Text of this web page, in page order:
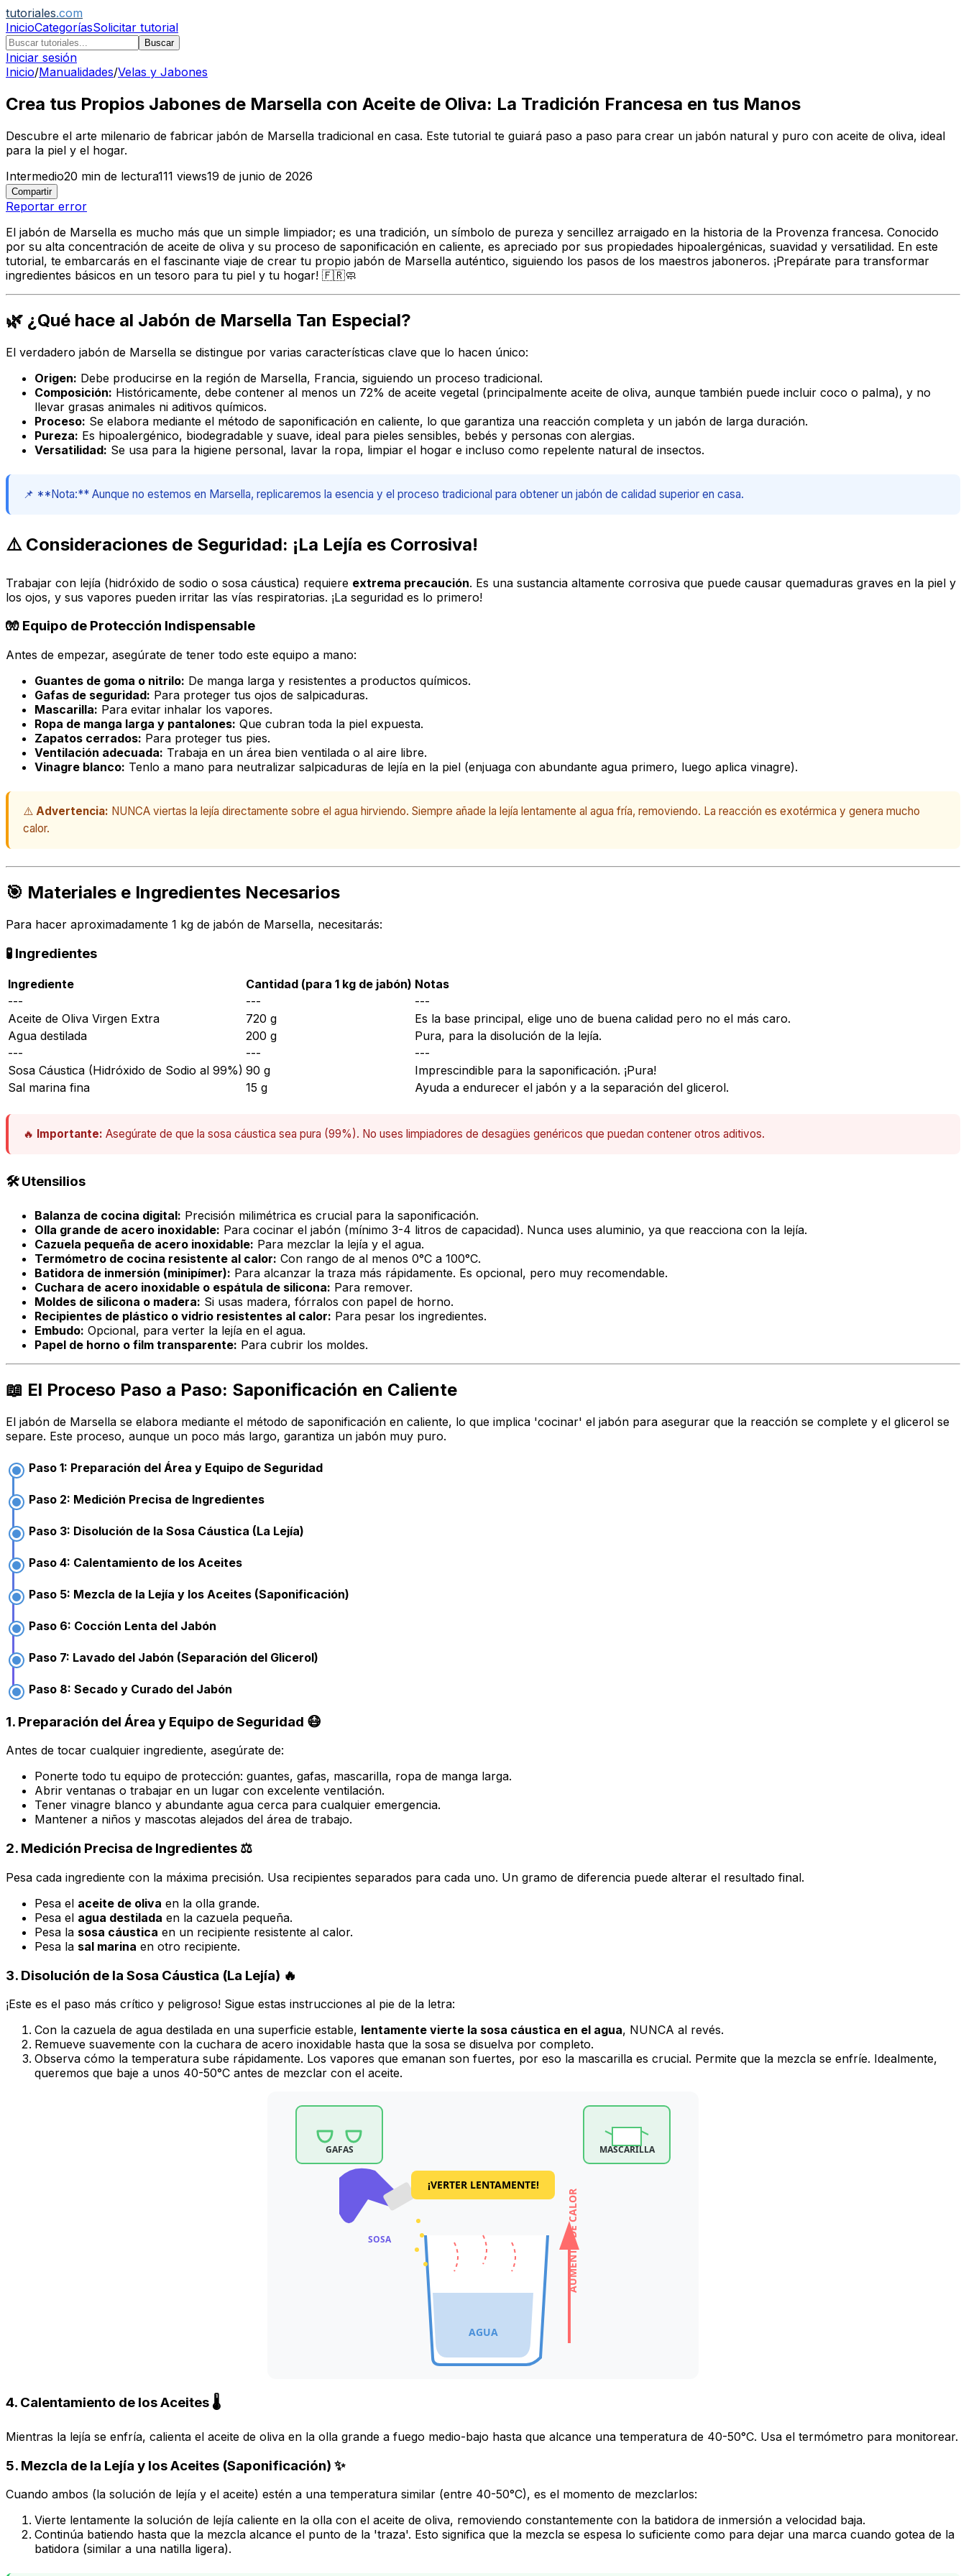
tutoriales.com
InicioCategoríasSolicitar tutorial
Buscar
Iniciar sesión
Inicio/Manualidades/Velas y Jabones
Crea tus Propios Jabones de Marsella con Aceite de Oliva: La Tradición Francesa en tus Manos
Descubre el arte milenario de fabricar jabón de Marsella tradicional en casa. Este tutorial te guiará paso a paso para crear un jabón natural y puro con aceite de oliva, ideal
para la piel y el hogar.
Intermedio20 min de lectura111 views19 de junio de 2026
Compartir
Reportar error
El jabón de Marsella es mucho más que un simple limpiador; es una tradición, un símbolo de pureza y sencillez arraigado en la historia de la Provenza francesa. Conocido
por su alta concentración de aceite de oliva y su proceso de saponificación en caliente, es apreciado por sus propiedades hipoalergénicas, suavidad y versatilidad. En este
tutorial, te embarcarás en el fascinante viaje de crear tu propio jabón de Marsella auténtico, siguiendo los pasos de los maestros jaboneros. ¡Prepárate para transformar
ingredientes básicos en un tesoro para tu piel y tu hogar! 🇫🇷🧼
🌿 ¿Qué hace al Jabón de Marsella Tan Especial?
El verdadero jabón de Marsella se distingue por varias características clave que lo hacen único:
Origen: Debe producirse en la región de Marsella, Francia, siguiendo un proceso tradicional.
Composición: Históricamente, debe contener al menos un 72% de aceite vegetal (principalmente aceite de oliva, aunque también puede incluir coco o palma), y no
llevar grasas animales ni aditivos químicos.
Proceso: Se elabora mediante el método de saponificación en caliente, lo que garantiza una reacción completa y un jabón de larga duración.
Pureza: Es hipoalergénico, biodegradable y suave, ideal para pieles sensibles, bebés y personas con alergias.
Versatilidad: Se usa para la higiene personal, lavar la ropa, limpiar el hogar e incluso como repelente natural de insectos.
📌 **Nota:** Aunque no estemos en Marsella, replicaremos la esencia y el proceso tradicional para obtener un jabón de calidad superior en casa.
⚠️ Consideraciones de Seguridad: ¡La Lejía es Corrosiva!
Trabajar con lejía (hidróxido de sodio o sosa cáustica) requiere extrema precaución. Es una sustancia altamente corrosiva que puede causar quemaduras graves en la piel y
los ojos, y sus vapores pueden irritar las vías respiratorias. ¡La seguridad es lo primero!
🧤 Equipo de Protección Indispensable
Antes de empezar, asegúrate de tener todo este equipo a mano:
Guantes de goma o nitrilo: De manga larga y resistentes a productos químicos.
Gafas de seguridad: Para proteger tus ojos de salpicaduras.
Mascarilla: Para evitar inhalar los vapores.
Ropa de manga larga y pantalones: Que cubran toda la piel expuesta.
Zapatos cerrados: Para proteger tus pies.
Ventilación adecuada: Trabaja en un área bien ventilada o al aire libre.
Vinagre blanco: Tenlo a mano para neutralizar salpicaduras de lejía en la piel (enjuaga con abundante agua primero, luego aplica vinagre).
⚠️ Advertencia: NUNCA viertas la lejía directamente sobre el agua hirviendo. Siempre añade la lejía lentamente al agua fría, removiendo. La reacción es exotérmica y genera mucho
calor.
🎯 Materiales e Ingredientes Necesarios
Para hacer aproximadamente 1 kg de jabón de Marsella, necesitarás:
🧪 Ingredientes
Ingrediente Cantidad (para 1 kg de jabón) Notas
---
---
---
Aceite de Oliva Virgen Extra
720 g
Es la base principal, elige uno de buena calidad pero no el más caro.
Agua destilada
200 g
Pura, para la disolución de la lejía.
---
---
---
Sosa Cáustica (Hidróxido de Sodio al 99%) 90 g
Imprescindible para la saponificación. ¡Pura!
Sal marina fina
15 g Ayuda a endurecer el jabón y a la separación del glicerol.
🔥 Importante: Asegúrate de que la sosa cáustica sea pura (99%). No uses limpiadores de desagües genéricos que puedan contener otros aditivos.
🛠️ Utensilios
Balanza de cocina digital: Precisión milimétrica es crucial para la saponificación.
Olla grande de acero inoxidable: Para cocinar el jabón (mínimo 3-4 litros de capacidad). Nunca uses aluminio, ya que reacciona con la lejía.
Cazuela pequeña de acero inoxidable: Para mezclar la lejía y el agua.
Termómetro de cocina resistente al calor: Con rango de al menos 0°C a 100°C.
Batidora de inmersión (minipímer): Para alcanzar la traza más rápidamente. Es opcional, pero muy recomendable.
Cuchara de acero inoxidable o espátula de silicona: Para remover.
Moldes de silicona o madera: Si usas madera, fórralos con papel de horno.
Recipientes de plástico o vidrio resistentes al calor: Para pesar los ingredientes.
Embudo: Opcional, para verter la lejía en el agua.
Papel de horno o film transparente: Para cubrir los moldes.
📖 El Proceso Paso a Paso: Saponificación en Caliente
El jabón de Marsella se elabora mediante el método de saponificación en caliente, lo que implica 'cocinar' el jabón para asegurar que la reacción se complete y el glicerol se
separe. Este proceso, aunque un poco más largo, garantiza un jabón muy puro.
Paso 1: Preparación del Área y Equipo de Seguridad
Paso 2: Medición Precisa de Ingredientes
Paso 3: Disolución de la Sosa Cáustica (La Lejía)
Paso 4: Calentamiento de los Aceites
Paso 5: Mezcla de la Lejía y los Aceites (Saponificación)
Paso 6: Cocción Lenta del Jabón
Paso 7: Lavado del Jabón (Separación del Glicerol)
Paso 8: Secado y Curado del Jabón
1. Preparación del Área y Equipo de Seguridad 😷
Antes de tocar cualquier ingrediente, asegúrate de:
Ponerte todo tu equipo de protección: guantes, gafas, mascarilla, ropa de manga larga.
Abrir ventanas o trabajar en un lugar con excelente ventilación.
Tener vinagre blanco y abundante agua cerca para cualquier emergencia.
Mantener a niños y mascotas alejados del área de trabajo.
2. Medición Precisa de Ingredientes ⚖️
Pesa cada ingrediente con la máxima precisión. Usa recipientes separados para cada uno. Un gramo de diferencia puede alterar el resultado final.
Pesa el aceite de oliva en la olla grande.
Pesa el agua destilada en la cazuela pequeña.
Pesa la sosa cáustica en un recipiente resistente al calor.
Pesa la sal marina en otro recipiente.
3. Disolución de la Sosa Cáustica (La Lejía) 🔥
¡Este es el paso más crítico y peligroso! Sigue estas instrucciones al pie de la letra:
Con la cazuela de agua destilada en una superficie estable, lentamente vierte la sosa cáustica en el agua, NUNCA al revés.
Remueve suavemente con la cuchara de acero inoxidable hasta que la sosa se disuelva por completo.
Observa cómo la temperatura sube rápidamente. Los vapores que emanan son fuertes, por eso la mascarilla es crucial. Permite que la mezcla se enfríe. Idealmente,
queremos que baje a unos 40-50°C antes de mezclar con el aceite.
GAFAS MASCARILLA
AGUA
SOSA AUMENTO DE CALOR
¡VERTER LENTAMENTE!
4. Calentamiento de los Aceites 🌡️
Mientras la lejía se enfría, calienta el aceite de oliva en la olla grande a fuego medio-bajo hasta que alcance una temperatura de 40-50°C. Usa el termómetro para monitorear.
5. Mezcla de la Lejía y los Aceites (Saponificación) ✨
Cuando ambos (la solución de lejía y el aceite) estén a una temperatura similar (entre 40-50°C), es el momento de mezclarlos:
Vierte lentamente la solución de lejía caliente en la olla con el aceite de oliva, removiendo constantemente con la batidora de inmersión a velocidad baja.
Continúa batiendo hasta que la mezcla alcance el punto de la 'traza'. Esto significa que la mezcla se espesa lo suficiente como para dejar una marca cuando gotea de la
batidora (similar a una natilla ligera).